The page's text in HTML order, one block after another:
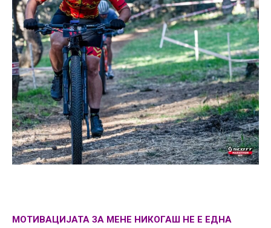
МОТИВАЦИЈАТА ЗА МЕНЕ НИКОГАШ НЕ Е ЕДНА